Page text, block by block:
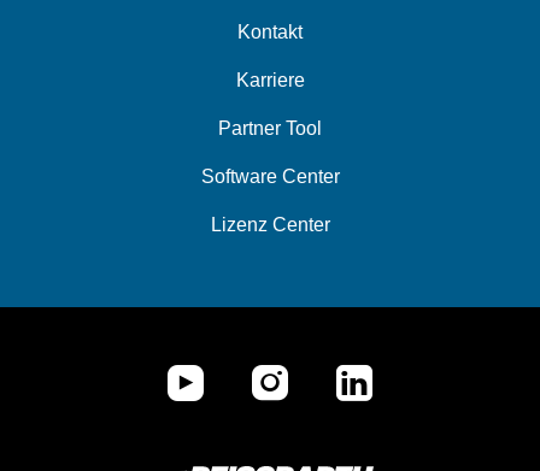
Kontakt
Karriere
Partner Tool
Software Center
Lizenz Center